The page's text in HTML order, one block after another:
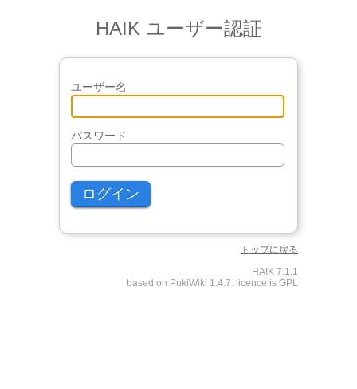
HAIK ユーザー認証
ユーザー名
パスワード
トップに戻る
HAIK 7.1.1
based on PukiWiki 1.4.7. licence is GPL